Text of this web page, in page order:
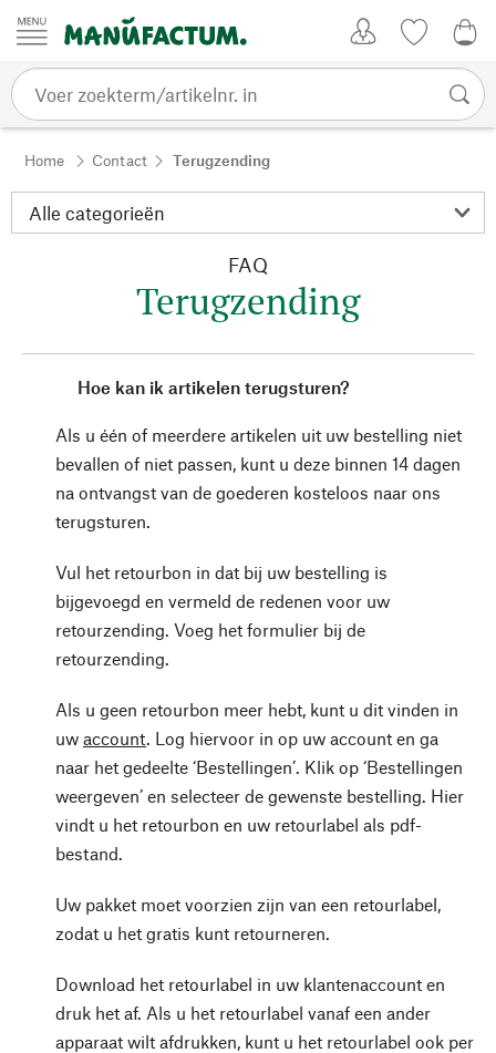
Passer au contenu
Home Contact Terugzending
FAQ
Terugzending
Hoe kan ik artikelen terugsturen?
Als u één of meerdere artikelen uit uw bestelling niet
bevallen of niet passen, kunt u deze binnen 14 dagen
na ontvangst van de goederen kosteloos naar ons
terugsturen.
Vul het retourbon in dat bij uw bestelling is
bijgevoegd en vermeld de redenen voor uw
retourzending. Voeg het formulier bij de
retourzending.
Als u geen retourbon meer hebt, kunt u dit vinden in
uw account. Log hiervoor in op uw account en ga
naar het gedeelte ‘Bestellingen’. Klik op ‘Bestellingen
weergeven’ en selecteer de gewenste bestelling. Hier
vindt u het retourbon en uw retourlabel als pdf-
bestand.
Uw pakket moet voorzien zijn van een retourlabel,
zodat u het gratis kunt retourneren.
Download het retourlabel in uw klantenaccount en
druk het af. Als u het retourlabel vanaf een ander
apparaat wilt afdrukken, kunt u het retourlabel ook per